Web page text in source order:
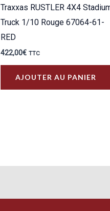
Traxxas RUSTLER 4X4
Truck 1/10 Rouge 67064-61-
RED
422,00€ TTC
AJOUTER AU PANIER